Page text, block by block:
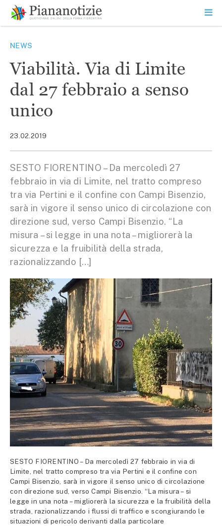
contenuto
SEARCH
NEWS
Viabilità. Via di Limite
dal 27 febbraio a senso
unico
23.02.2019
SESTO FIORENTINO – Da mercoledì 27
febbraio in via di Limite, nel tratto compreso
tra via Pertini e il confine con Campi Bisenzio,
sarà in vigore il senso unico di circolazione con
direzione sud, verso Campi Bisenzio. “La
misura – si legge in una nota – migliorerà la
sicurezza e la fruibilità della strada,
razionalizzando […]
SESTO FIORENTINO – Da mercoledì 27 febbraio in via di
Limite, nel tratto compreso tra via Pertini e il confine con
Campi Bisenzio, sarà in vigore il senso unico di circolazione
con direzione sud, verso Campi Bisenzio. “La misura – si
legge in una nota – migliorerà la sicurezza e la fruibilità della
strada, razionalizzando i flussi di traffico e scongiurando le
situazioni di pericolo derivanti dalla particolare